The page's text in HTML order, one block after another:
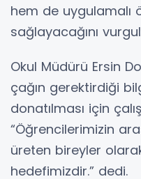
hem de uygulamalı
sağlayacağını
Okul Müdürü Ersin
çağın gerektirdiği
donatılması için
“Öğrencilerimizin
üreten bireyler
hedefimizdir.” dedi.